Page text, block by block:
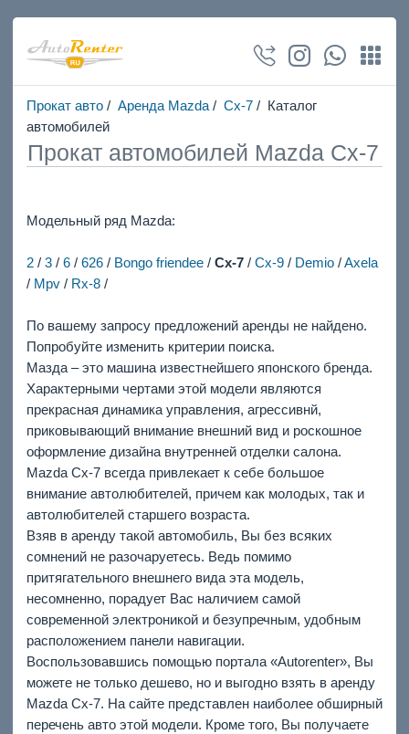
Прокат авто/ Аренда Mazda/ Cx-7/ Каталог
автомобилей
Прокат автомобилей Mazda Cx-7
Модельный ряд Mazda:
2/ 3/ 6/ 626/ Bongo friendee/ Cx-7/ Cx-9/ Demio/Axela
/ Mpv/ Rx-8/
По вашему запросу предложений аренды не найдено.
Попробуйте изменить критерии поиска.
Мазда – это машина известнейшего японского бренда.
Характерными чертами этой модели являются
прекрасная динамика управления, агрессивнй,
приковывающий внимание внешний вид и роскошное
оформление дизайна внутренней отделки салона.
Mazda Cx-7 всегда привлекает к себе большое
внимание автолюбителей, причем как молодых, так и
автолюбителей старшего возраста.
Взяв в аренду такой автомобиль, Вы без всяких
сомнений не разочаруетесь. Ведь помимо
притягательного внешнего вида эта модель,
несомненно, порадует Вас наличием самой
современной электроникой и безупречным, удобным
расположением панели навигации.
Воспользовавшись помощью портала «Autorenter», Вы
можете не только дешево, но и выгодно взять в аренду
Mazda Cx-7. На сайте представлен наиболее обширный
перечень авто этой модели. Кроме того, Вы получаете